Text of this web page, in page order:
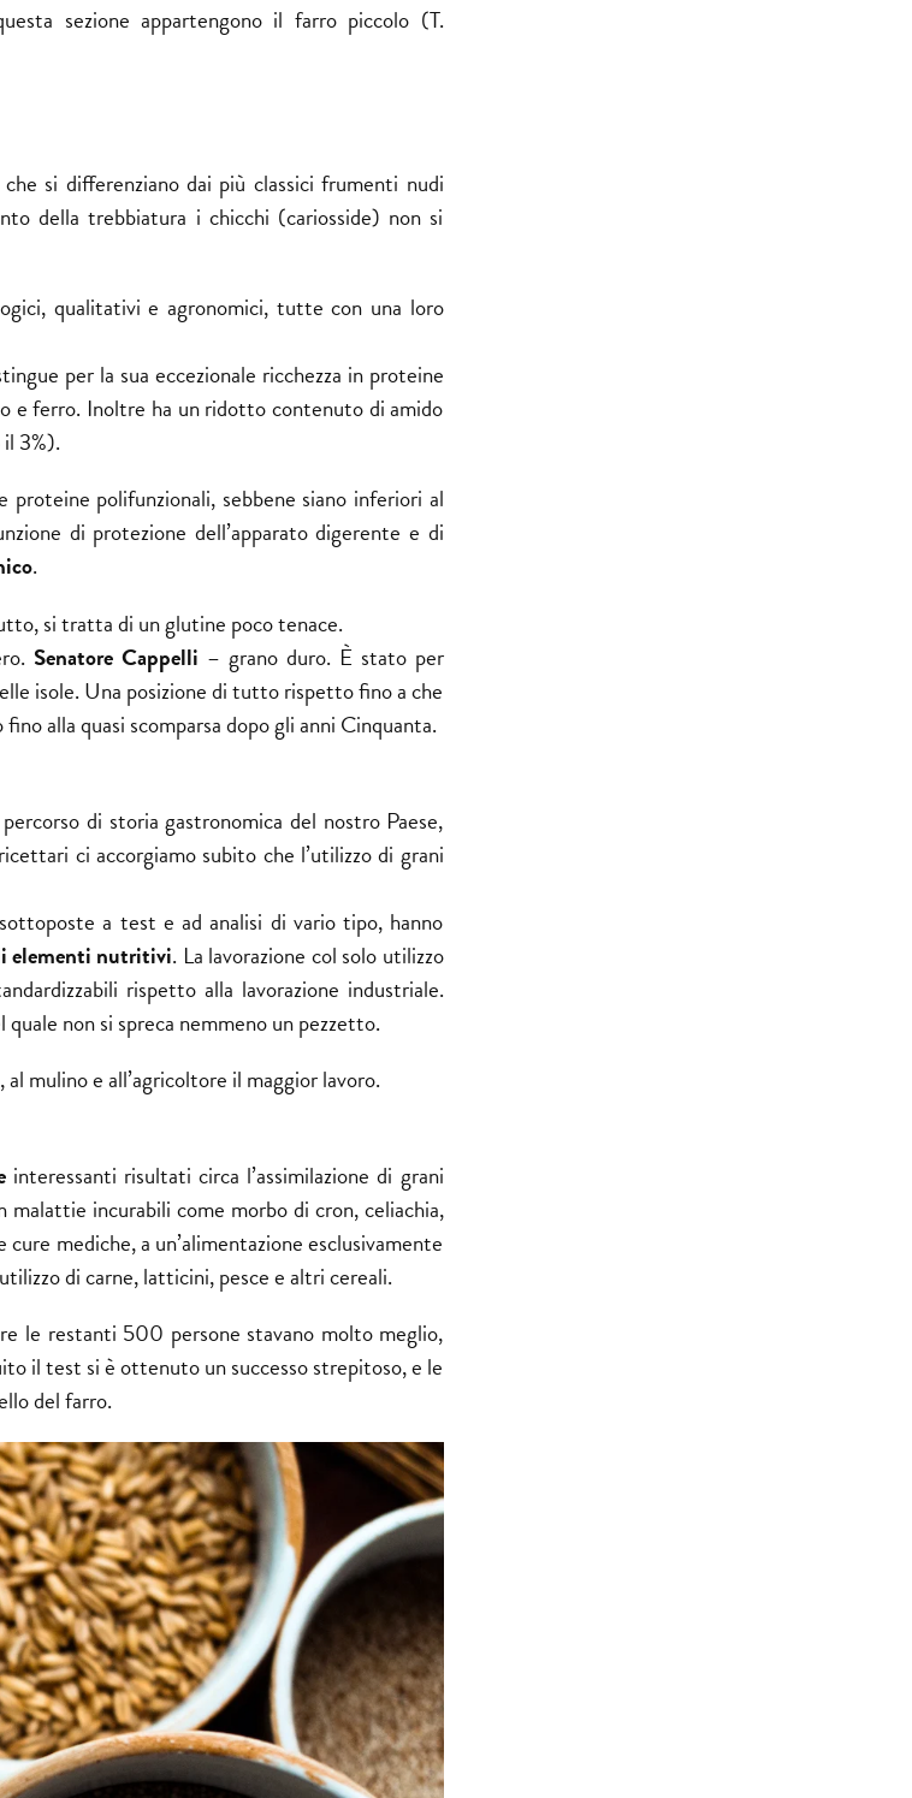
sezione appartengono il farro piccolo (T.
si differenziano dai più classici frumenti nudi
della trebbiatura i chicchi (cariosside) non si
qualitativi e agronomici, tutte con una loro
per la sua eccezionale ricchezza in proteine
e ferro. Inoltre ha un ridotto contenuto di amido
3%).
polifunzionali, sebbene siano inferiori al
di protezione dell’apparato digerente e di
.
si tratta di un glutine poco tenace.
Senatore Cappelli – grano duro. È stato per
isole. Una posizione di tutto rispetto fino a che
alla quasi scomparsa dopo gli anni Cinquanta.
di storia gastronomica del nostro Paese,
ci accorgiamo subito che l’utilizzo di grani
a test e ad analisi di vario tipo, hanno
elementi nutritivi. La lavorazione col solo utilizzo
rispetto alla lavorazione industriale.
non si spreca nemmeno un pezzetto.
mulino e all’agricoltore il maggior lavoro.
interessanti risultati circa l’assimilazione di grani
incurabili come morbo di cron, celiachia,
mediche, a un’alimentazione esclusivamente
di carne, latticini, pesce e altri cereali.
le restanti 500 persone stavano molto meglio,
il test si è ottenuto un successo strepitoso, e le
del farro.